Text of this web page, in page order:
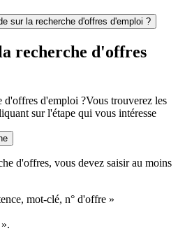
sur la recherche d'offres d'emploi ?
recherche d'offres
d'offres d'emploi ?Vous trouverez les
sur l'étape qui vous intéresse
d'offres, vous devez saisir au moins
mot-clé, n° d'offre »